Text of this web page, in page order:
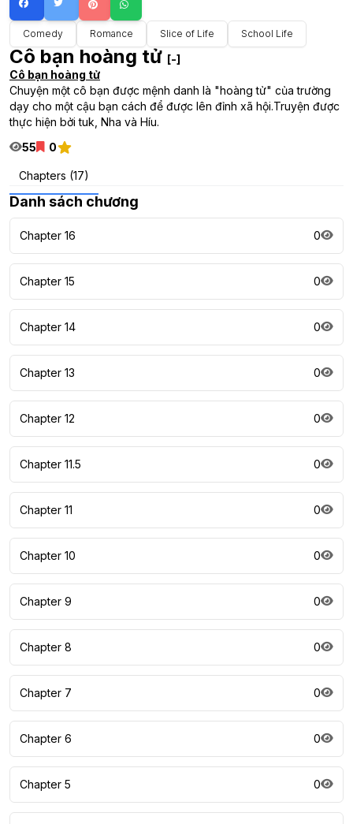
Comedy Romance Slice of Life School Life
Cô bạn hoàng tử [-]
Cô bạn hoàng tử
Chuyện một cô bạn được mệnh danh là "hoàng tử" của trường
dạy cho một cậu bạn cách để được lên đỉnh xã hội.Truyện được
thực hiện bởi tuk, Nha và Híu.
55
0
Chapters (17)
Danh sách chương
Chapter 16 0
Chapter 15 0
Chapter 14 0
Chapter 13 0
Chapter 12 0
Chapter 11.5 0
Chapter 11 0
Chapter 10 0
Chapter 9 0
Chapter 8 0
Chapter 7 0
Chapter 6 0
Chapter 5 0